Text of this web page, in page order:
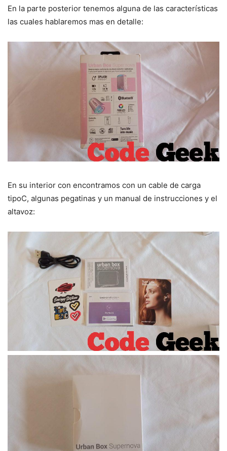
En la parte posterior tenemos alguna de las características
las cuales hablaremos mas en detalle:
En su interior con encontramos con un cable de carga
tipoC, algunas pegatinas y un manual de instrucciones y el
altavoz: